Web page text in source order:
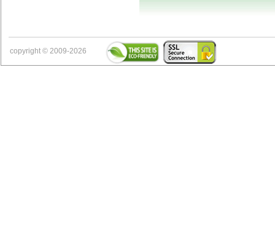
copyright © 2009-2026